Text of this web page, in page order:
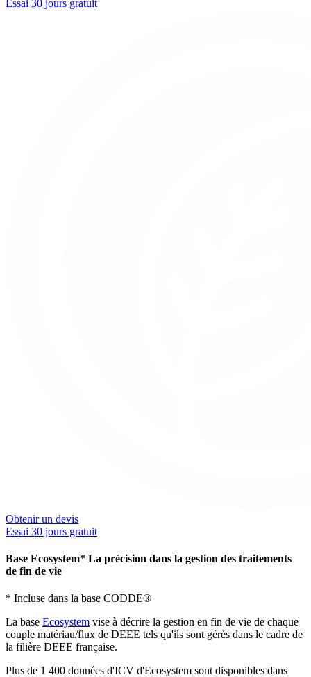
Essai 30 jours gratuit
Obtenir un devis
Essai 30 jours gratuit
Base Ecosystem* La précision dans la gestion des traitements
de fin de vie
* Incluse dans la base CODDE®
La base Ecosystem vise à décrire la gestion en fin de vie de chaque
couple matériau/flux de DEEE tels qu'ils sont gérés dans le cadre de
la filière DEEE française.
Plus de 1 400 données d'ICV d'Ecosystem sont disponibles dans